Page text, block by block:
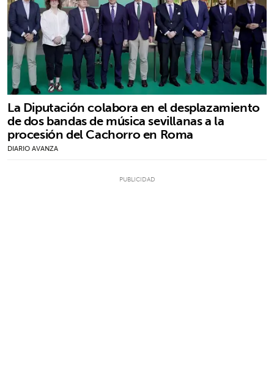
La Diputación colabora en el desplazamiento
de dos bandas de música sevillanas a la
procesión del Cachorro en Roma
DIARIO AVANZA